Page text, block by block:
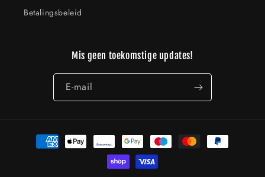
Betalingsbeleid
Mis geen toekomstige updates!
E‑mail
Betaalmethoden